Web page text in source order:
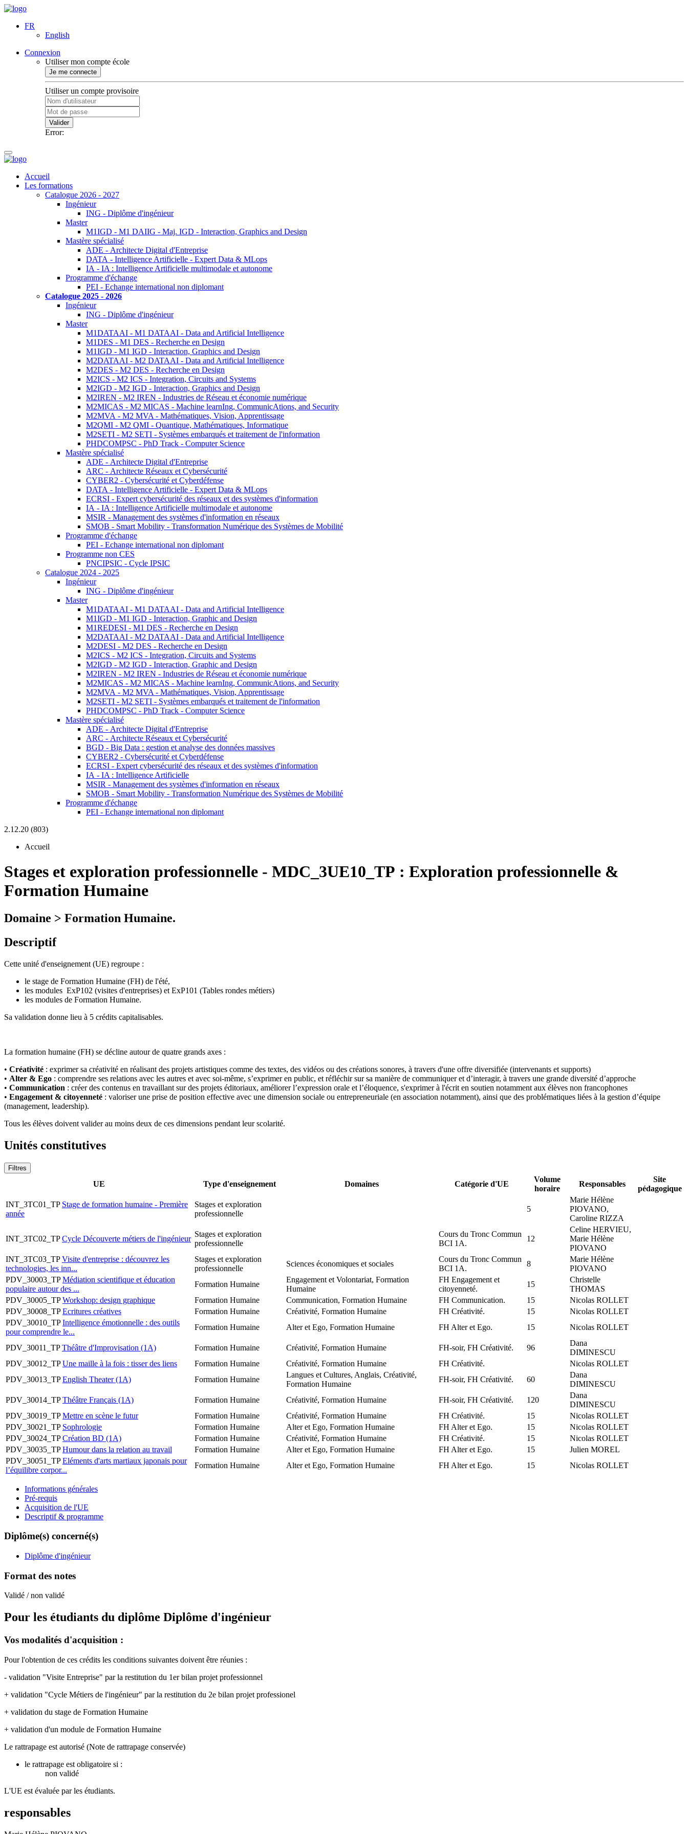
FR
English
Connexion
Utiliser mon compte école
Je me connecte
Utiliser un compte provisoire
Valider
Error:
Accueil
Les formations
Catalogue 2026 - 2027
Ingénieur
ING - Diplôme d'ingénieur
Master
M1IGD - M1 DAIIG - Maj. IGD - Interaction, Graphics and Design
Mastère spécialisé
ADE - Architecte Digital d'Entreprise
DATA - Intelligence Artificielle - Expert Data & MLops
IA - IA : Intelligence Artificielle multimodale et autonome
Programme d'échange
PEI - Echange international non diplomant
Catalogue 2025 - 2026
Ingénieur
ING - Diplôme d'ingénieur
Master
M1DATAAI - M1 DATAAI - Data and Artificial Intelligence
M1DES - M1 DES - Recherche en Design
M1IGD - M1 IGD - Interaction, Graphics and Design
M2DATAAI - M2 DATAAI - Data and Artificial Intelligence
M2DES - M2 DES - Recherche en Design
M2ICS - M2 ICS - Integration, Circuits and Systems
M2IGD - M2 IGD - Interaction, Graphics and Design
M2IREN - M2 IREN - Industries de Réseau et économie numérique
M2MICAS - M2 MICAS - Machine learnIng, CommunicAtions, and Security
M2MVA - M2 MVA - Mathématiques, Vision, Apprentissage
M2QMI - M2 QMI - Quantique, Mathématiques, Informatique
M2SETI - M2 SETI - Systèmes embarqués et traitement de l'information
PHDCOMPSC - PhD Track - Computer Science
Mastère spécialisé
ADE - Architecte Digital d'Entreprise
ARC - Architecte Réseaux et Cybersécurité
CYBER2 - Cybersécurité et Cyberdéfense
DATA - Intelligence Artificielle - Expert Data & MLops
ECRSI - Expert cybersécurité des réseaux et des systèmes d'information
IA - IA : Intelligence Artificielle multimodale et autonome
MSIR - Management des systèmes d'information en réseaux
SMOB - Smart Mobility - Transformation Numérique des Systèmes de Mobilité
Programme d'échange
PEI - Echange international non diplomant
Programme non CES
PNCIPSIC - Cycle IPSIC
Catalogue 2024 - 2025
Ingénieur
ING - Diplôme d'ingénieur
Master
M1DATAAI - M1 DATAAI - Data and Artificial Intelligence
M1IGD - M1 IGD - Interaction, Graphic and Design
M1REDESI - M1 DES - Recherche en Design
M2DATAAI - M2 DATAAI - Data and Artificial Intelligence
M2DESI - M2 DES - Recherche en Design
M2ICS - M2 ICS - Integration, Circuits and Systems
M2IGD - M2 IGD - Interaction, Graphic and Design
M2IREN - M2 IREN - Industries de Réseau et économie numérique
M2MICAS - M2 MICAS - Machine learnIng, CommunicAtions, and Security
M2MVA - M2 MVA - Mathématiques, Vision, Apprentissage
M2SETI - M2 SETI - Systèmes embarqués et traitement de l'information
PHDCOMPSC - PhD Track - Computer Science
Mastère spécialisé
ADE - Architecte Digital d'Entreprise
ARC - Architecte Réseaux et Cybersécurité
BGD - Big Data : gestion et analyse des données massives
CYBER2 - Cybersécurité et Cyberdéfense
ECRSI - Expert cybersécurité des réseaux et des systèmes d'information
IA - IA : Intelligence Artificielle
MSIR - Management des systèmes d'information en réseaux
SMOB - Smart Mobility - Transformation Numérique des Systèmes de Mobilité
Programme d'échange
PEI - Echange international non diplomant
2.12.20 (803)
Accueil
Stages et exploration professionnelle - MDC_3UE10_TP : Exploration professionnelle &
Formation Humaine
Domaine > Formation Humaine.
Descriptif
Cette unité d'enseignement (UE) regroupe :
le stage de Formation Humaine (FH) de l'été,
les modules ExP102 (visites d'entreprises) et ExP101 (Tables rondes métiers)
les modules de Formation Humaine.
Sa validation donne lieu à 5 crédits capitalisables.
La formation humaine (FH) se décline autour de quatre grands axes :
• Créativité : exprimer sa créativité en réalisant des projets artistiques comme des textes, des vidéos ou des créations sonores, à travers d'une offre diversifiée (intervenants et supports)
• Alter & Ego : comprendre ses relations avec les autres et avec soi-même, s’exprimer en public, et réfléchir sur sa manière de communiquer et d’interagir, à travers une grande diversité d’approche
• Communication : créer des contenus en travaillant sur des projets éditoriaux, améliorer l’expression orale et l’éloquence, s'exprimer à l'écrit en soutien notamment aux élèves non francophones
• Engagement & citoyenneté : valoriser une prise de position effective avec une dimension sociale ou entrepreneuriale (en association notamment), ainsi que des problématiques liées à la gestion d’équipe
(management, leadership).
Tous les élèves doivent valider au moins deux de ces dimensions pendant leur scolarité.
Unités constitutives
Filtres
UE Type d'enseignement Domaines Catégorie d'UE
Volume
horaire
Responsables
Site
pédagogique
INT_3TC01_TP Stage de formation humaine - Première
année
Stages et exploration
professionnelle
5
Marie Hélène
PIOVANO,
Caroline RIZZA
INT_3TC02_TP Cycle Découverte métiers de l'ingénieur
Stages et exploration
professionnelle
Cours du Tronc Commun
BCI 1A.
12
Celine HERVIEU,
Marie Hélène
PIOVANO
INT_3TC03_TP Visite d'entreprise : découvrez les
technologies, les inn...
Stages et exploration
professionnelle
Sciences économiques et sociales
Cours du Tronc Commun
BCI 1A.
8
Marie Hélène
PIOVANO
PDV_30003_TP Médiation scientifique et éducation
populaire autour des ...
Formation Humaine
Engagement et Volontariat, Formation
Humaine
FH Engagement et
citoyenneté.
15
Christelle
THOMAS
PDV_30005_TP Workshop: design graphique Formation Humaine Communication, Formation Humaine FH Communication. 15
Nicolas ROLLET
PDV_30008_TP Ecritures créatives Formation Humaine Créativité, Formation Humaine FH Créativité. 15
Nicolas ROLLET
PDV_30010_TP Intelligence émotionnelle : des outils
pour comprendre le...
Formation Humaine Alter et Ego, Formation Humaine FH Alter et Ego. 15 Nicolas ROLLET
PDV_30011_TP Théâtre d'Improvisation (1A) Formation Humaine Créativité, Formation Humaine FH-soir, FH Créativité. 96
Dana
DIMINESCU
PDV_30012_TP Une maille à la fois : tisser des liens Formation Humaine Créativité, Formation Humaine FH Créativité.
Nicolas ROLLET
PDV_30013_TP English Theater (1A) Formation Humaine
Langues et Cultures, Anglais, Créativité,
Formation Humaine
FH-soir, FH Créativité. 60
Dana
DIMINESCU
PDV_30014_TP Théâtre Français (1A) Formation Humaine Créativité, Formation Humaine FH-soir, FH Créativité. 120
Dana
DIMINESCU
PDV_30019_TP Mettre en scène le futur Formation Humaine Créativité, Formation Humaine FH Créativité. 15
Nicolas ROLLET
PDV_30021_TP Sophrologie Formation Humaine Alter et Ego, Formation Humaine FH Alter et Ego. 15
Nicolas ROLLET
PDV_30024_TP Création BD (1A) Formation Humaine Créativité, Formation Humaine FH Créativité. 15
Nicolas ROLLET
PDV_30035_TP Humour dans la relation au travail Formation Humaine Alter et Ego, Formation Humaine FH Alter et Ego. 15
Julien MOREL
PDV_30051_TP Eléments d'arts martiaux japonais pour
l’équilibre corpor...
Formation Humaine Alter et Ego, Formation Humaine FH Alter et Ego. 15 Nicolas ROLLET
Informations générales
Pré-requis
Acquisition de l'UE
Descriptif & programme
Diplôme(s) concerné(s)
Diplôme d'ingénieur
Format des notes
Validé / non validé
Pour les étudiants du diplôme Diplôme d'ingénieur
Vos modalités d'acquisition :
Pour l'obtention de ces crédits les conditions suivantes doivent être réunies :
- validation "Visite Entreprise" par la restitution du 1er bilan projet professionnel
+ validation "Cycle Métiers de l'ingénieur" par la restitution du 2e bilan projet professionel
+ validation du stage de Formation Humaine
+ validation d'un module de Formation Humaine
Le rattrapage est autorisé (Note de rattrapage conservée)
le rattrapage est obligatoire si :
non validé
L'UE est évaluée par les étudiants.
responsables